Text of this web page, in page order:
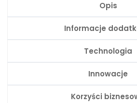
Opis
Informacje
Technologia
Innowacje
Korzyści